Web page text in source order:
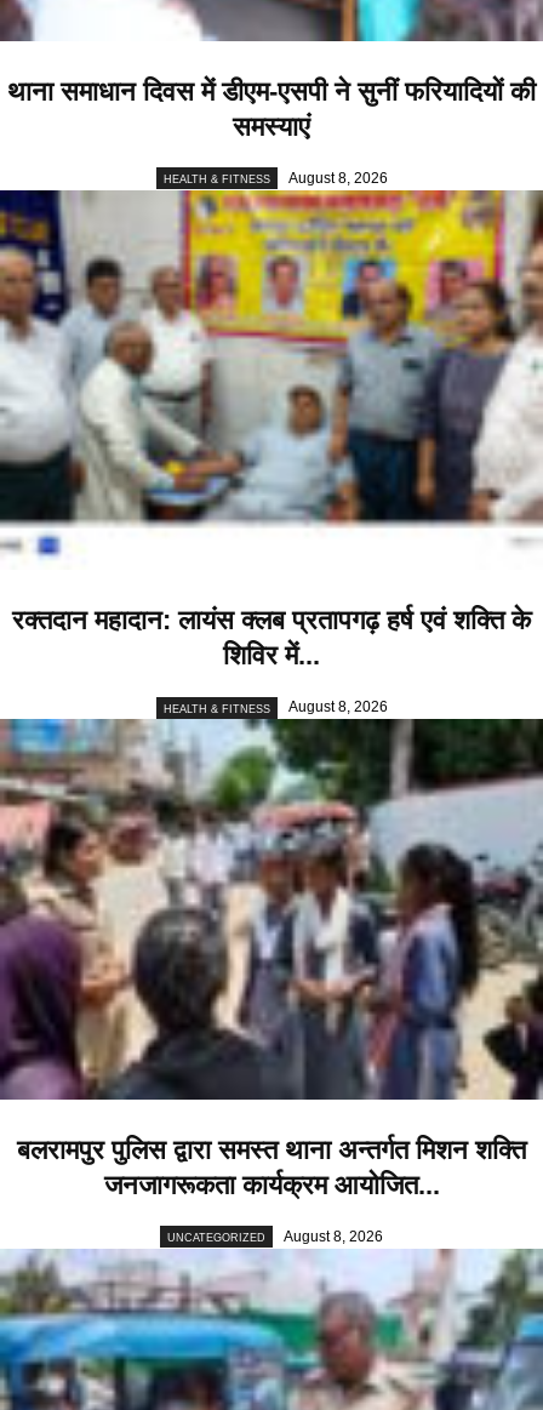
थाना समाधान दिवस में डीएम-एसपी ने सुनीं फरियादियों की
समस्याएं
HEALTH & FITNESS August 8, 2026
रक्तदान महादान: लायंस क्लब प्रतापगढ़ हर्ष एवं शक्ति के
शिविर में...
HEALTH & FITNESS August 8, 2026
बलरामपुर पुलिस द्वारा समस्त थाना अन्तर्गत मिशन शक्ति
जनजागरूकता कार्यक्रम आयोजित...
UNCATEGORIZED August 8, 2026